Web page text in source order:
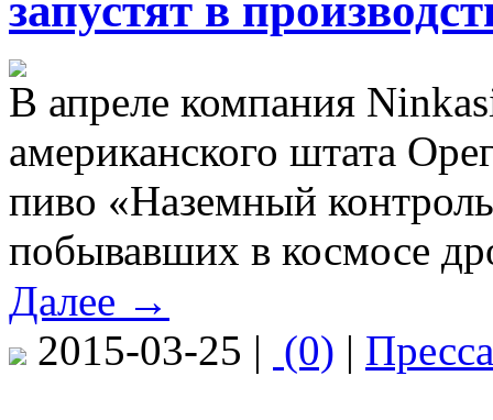
В апреле компания
американского штата
пиво «Наземный
побывавших в космосе
Далее →
2015-03-25 | (0) | Пресса